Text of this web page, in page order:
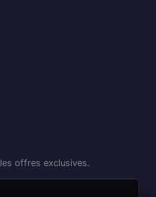
offres exclusives.